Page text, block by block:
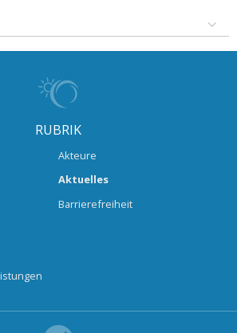
RUBRIK
Akteure
Aktuelles
Barrierefreiheit